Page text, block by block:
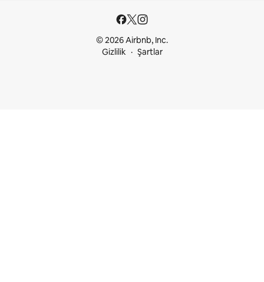
© 2026 Airbnb, Inc.
Gizlilik
Şartlar